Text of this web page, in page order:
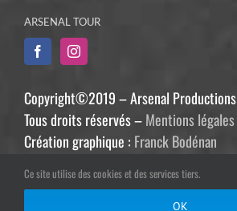
ARSENAL TOUR
Copyright©2019 – Arsenal Productions
Tous droits réservés –Mentions légales
Création graphique : Franck Bodénan
Ce site utilise des cookies et des services tiers.
OK